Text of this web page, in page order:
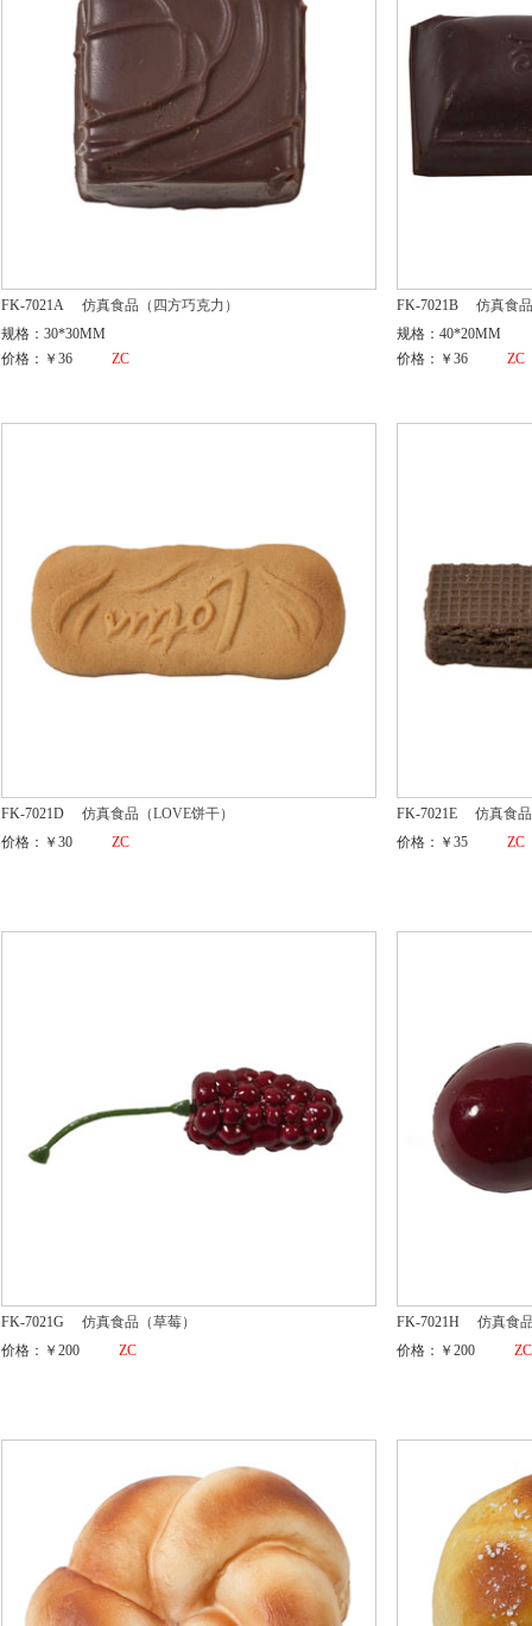
FK-7021A
仿真食品（四方巧克力）
规格：30*30MM
价格：￥36
ZC
FK-7021B
仿真食
规格：40*20MM
价格：￥36
ZC
FK-7021D
仿真食品（LOVE饼干）
价格：￥30
ZC
FK-7021E
仿真食
价格：￥35
ZC
FK-7021G
仿真食品（草莓）
价格：￥200
ZC
FK-7021H
仿真食
价格：￥200
ZC